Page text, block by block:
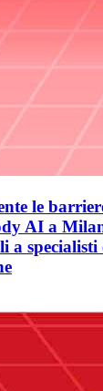
le
AI a
a specialisti